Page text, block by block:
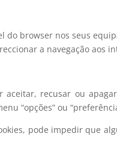
do browser nos seus
a navegação
recusar ou
“opções” ou
pode impedir que